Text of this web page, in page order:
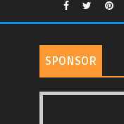
SPONSOR